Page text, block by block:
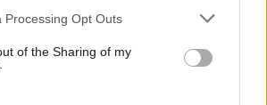
Processing Opt Outs
of the Sharing of my